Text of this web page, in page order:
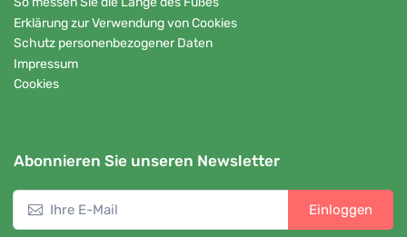
Erklärung zur Verwendung von Cookies
Schutz personenbezogener Daten
Impressum
Cookies
Abonnieren Sie unseren Newsletter
Einloggen